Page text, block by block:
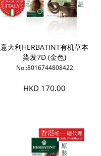
意大利HERBATINT有机草本
染发7D (金色)
No.:8016744808422
HKD 170.00